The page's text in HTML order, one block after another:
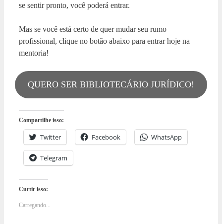
se sentir pronto, você poderá entrar.
Mas se você está certo de quer mudar seu rumo
profissional, clique no botão abaixo para entrar hoje na
mentoria!
QUERO SER BIBLIOTECÁRIO JURÍDICO!
Compartilhe isso:
Twitter Facebook WhatsApp
Telegram
Curtir isso:
Carregando...